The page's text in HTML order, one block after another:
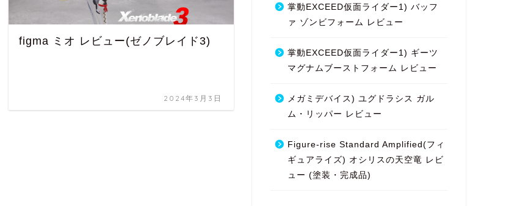
figma ミオ レビュー(ゼノブレイド3)
2024年3月3日
掌動EXCEED仮面ライダー1) バッフ
ァ ゾンビフォーム レビュー
掌動EXCEED仮面ライダー1) ギーツ
マグナムブーストフォーム レビュー
メガミデバイス) ユグドラシス ガル
ム・リッパー レビュー
Figure-rise Standard Amplified(フィ
ギュアライズ) オシリスの天空竜 レビ
ュー (塗装・完成品)